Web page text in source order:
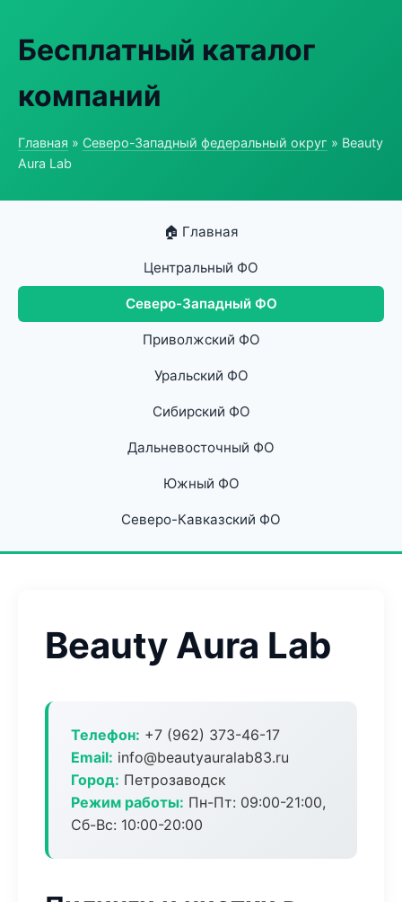
Бесплатный каталог
компаний
Главная » Северо-Западный федеральный округ » Beauty
Aura Lab
🏠 Главная
Центральный ФО
Северо-Западный ФО
Приволжский ФО
Уральский ФО
Сибирский ФО
Дальневосточный ФО
Южный ФО
Северо-Кавказский ФО
Beauty Aura Lab
Телефон: +7 (962) 373-46-17
Email: info@beautyauralab83.ru
Город: Петрозаводск
Режим работы: Пн-Пт: 09:00-21:00,
Сб-Вс: 10:00-20:00